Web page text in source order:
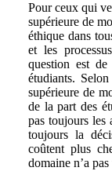
Pour ceux qui
supérieure de
éthique dans
et les
question est
étudiants.
supérieure de
de la part des
pas toujours les
toujours la
coûtent plus
domaine n’a